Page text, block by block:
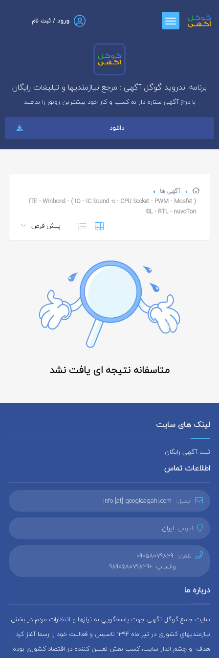
ورود / ثبت نام
برنامه اندروید گوگل آگهی : مرجع نیازمندیها و تبلیغات رایگان
با درج آگهی ستاره دار به کسب و کار خود بیشترین رونق را بدهید
دانلود
آگهی ها
( IO - IC Sound -c - CPU Socket - PWM - Mosfet ) ITE - Winbond -
ISL - RTL - nuvoTon
متاسفانه نتیجه ای یافت نشد
لینک های سایت
ثبت آگهی رایگان
اطلاعات تماس
ایمیل: info [at] googleagahi.com
آدرس: ایران
تلفن: 09058079829
واتساپ: +989058079829
درباره ما
سایت جامع گوگل آگهی جهت پاسخگويي به نيازها و انتظارات مردم در بخش
نيازمنديهاي کشوری در تير ماه 1394 تاسيس و فعاليت خود را رسما آغاز كرد.
هدف و چشم انداز سایت، كسب نقش تعيين كننده در اقتصاد کشوری بوده.